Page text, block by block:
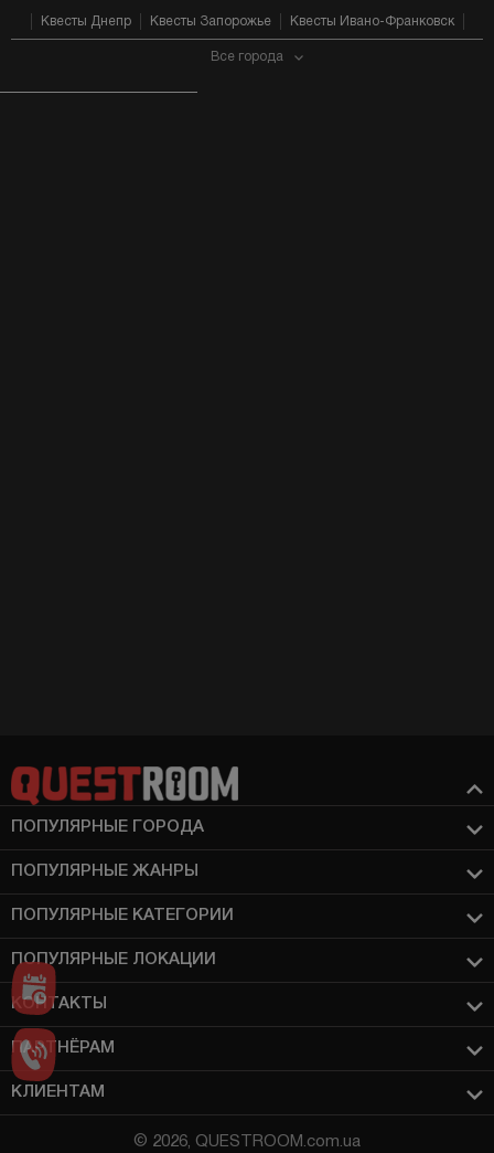
Квесты Днепр Квесты Запорожье Квесты Ивано-Франковск
Все города
ПОПУЛЯРНЫЕ ГОРОДА
ПОПУЛЯРНЫЕ ЖАНРЫ
ПОПУЛЯРНЫЕ КАТЕГОРИИ
ПОПУЛЯРНЫЕ ЛОКАЦИИ
КОНТАКТЫ
ПАРТНЁРАМ
КЛИЕНТАМ
© 2026, QUESTROOM.com.ua